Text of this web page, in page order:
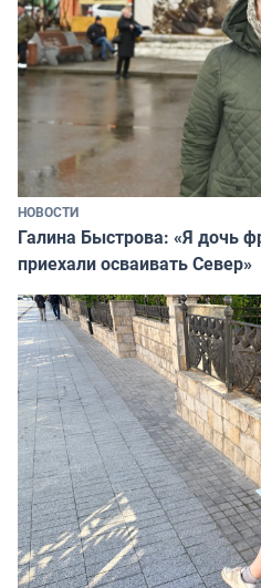
НОВОСТИ
Галина Быстрова: «Я дочь
приехали осваивать Север»